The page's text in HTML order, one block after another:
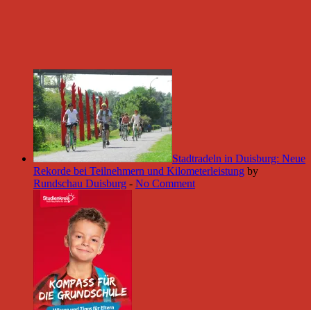
Stadtradeln in Duisburg: Neue
Rekorde bei Teilnehmern und Kilometerleistung by
Rundschau Duisburg - No Comment